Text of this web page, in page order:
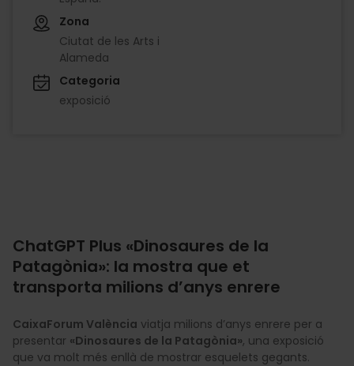
Zona
Ciutat de les Arts i
Alameda
Categoria
exposició
ChatGPT Plus «Dinosaures de la
Patagònia»: la mostra que et
transporta milions d’anys enrere
CaixaForum València viatja milions d’anys enrere per a
presentar «Dinosaures de la Patagònia», una exposició
que va molt més enllà de mostrar esquelets gegants.